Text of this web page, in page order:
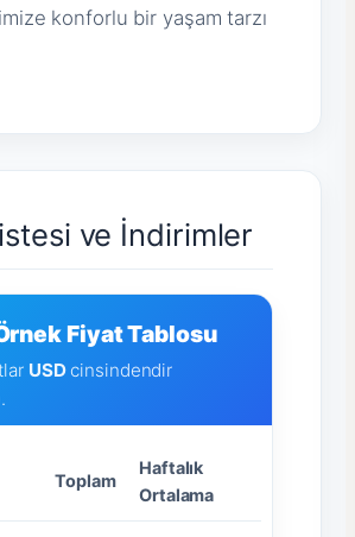
konforlu bir yaşam tarzı
ve İndirimler
Fiyat Tablosu
USDcinsindendir
Toplam
Haftalık
Ortalama